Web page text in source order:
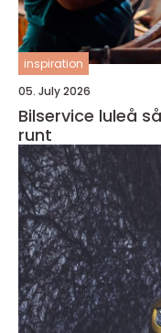
inspiration
05. July 2026
Bilservice luleå så tar du hand om bilen året
runt